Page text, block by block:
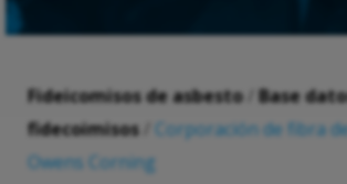
Fideicomisos de asbesto/ Base
fidecoimisos/
Corporación de fibra
Owens Corning